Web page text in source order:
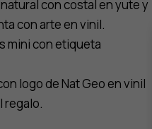
con costal en yute y
con arte en vinil.
mini con etiqueta
logo de Nat Geo en vinil
regalo.